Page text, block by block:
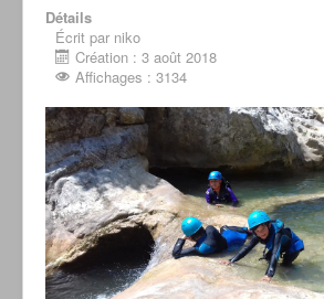
Détails
Écrit par niko
Création : 3 août 2018
Affichages : 3134